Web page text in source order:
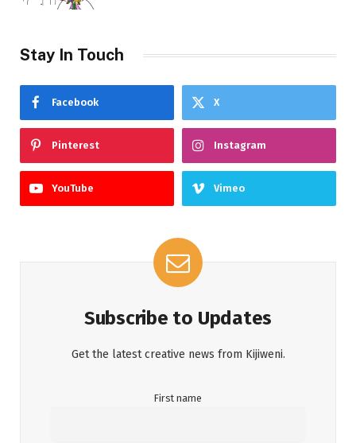
Stay In Touch
Facebook X
Pinterest Instagram
YouTube Vimeo
Subscribe to Updates
Get the latest creative news from Kijiweni.
First name